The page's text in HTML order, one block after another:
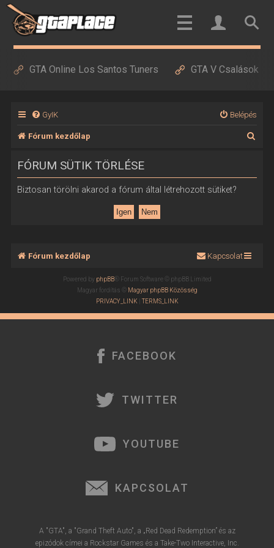
GTA Online Los Santos Tuners GTA V Csalások
GyIK Belépés
Fórum kezdőlap
FÓRUM SÜTIK TÖRLÉSE
Biztosan törölni akarod a fórum által létrehozott sütiket?
Fórum kezdőlap Kapcsolat
Powered by phpBB® Forum Software © phpBB Limited
Magyar fordítás © Magyar phpBB Közösség
PRIVACY_LINK |TERMS_LINK
FACEBOOK
TWITTER
YOUTUBE
KAPCSOLAT
A "GTA", a "Grand Theft Auto", a „Red Dead Redemption” és az
epizódok címei a Rockstar Games és a Take-Two Interactive, Inc.